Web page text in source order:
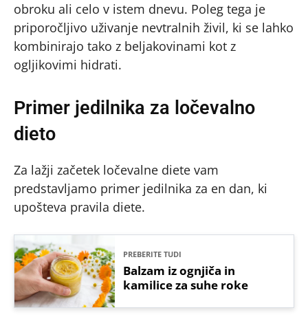
obroku ali celo v istem dnevu. Poleg tega je
priporočljivo uživanje nevtralnih živil, ki se lahko
kombinirajo tako z beljakovinami kot z
ogljikovimi hidrati.
Primer jedilnika za ločevalno
dieto
Za lažji začetek ločevalne diete vam
predstavljamo primer jedilnika za en dan, ki
upošteva pravila diete.
PREBERITE TUDI
Balzam iz ognjiča in
kamilice za suhe roke